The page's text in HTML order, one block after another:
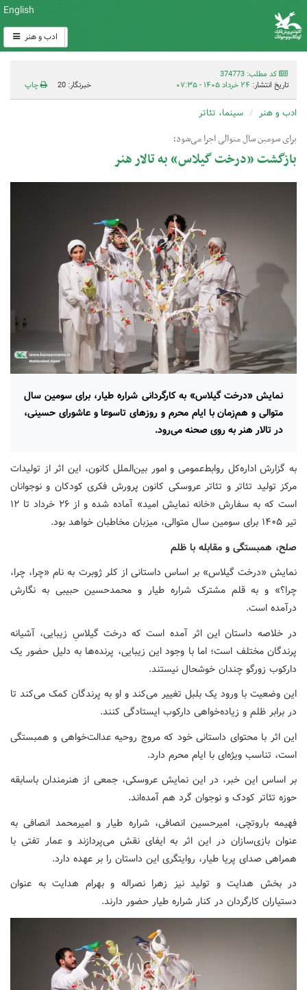
English
ادب و هنر
کد مطلب: 374773
تاریخ انتشار: ۲۴ خرداد ۱۴۰۵ - ۰۷:۳۵ خبرنگار: 20 چاپ
ادب و هنر سینما، تئاتر
برای سومین سال متوالی اجرا می‌شود؛‌
بازگشت «درخت گیلاس» به تالار هنر
نمایش «درخت گیلاس» به کارگردانی شراره طیار، برای سومین سال
متوالی و هم‌زمان با ایام محرم و روزهای تاسوعا و عاشورای حسینی،
در تالار هنر به روی صحنه می‌رود.
به گزارش اداره‌کل روابط‌عمومی و امور بین‌الملل کانون، این اثر از تولیدات
مرکز تولید تئاتر و تئاتر عروسکی کانون پرورش فکری کودکان و نوجوانان
است که به سفارش «خانه نمایش امید» آماده شده و از ۲۶ خرداد تا ۱۲
تیر ۱۴۰۵ برای سومین سال متوالی، میزبان مخاطبان خواهد بود.
صلح، همبستگی و مقابله با ظلم
نمایش «درخت گیلاس» بر اساس داستانی از کلر ژوبرت به نام «چرا، چرا،
چرا؟» و به قلم مشترک شراره طیار و محمدحسین حبیبی به نگارش
درآمده است.
در خلاصه داستان این اثر آمده است که درخت گیلاسِ زیبایی، آشیانه
پرندگان مختلف است؛ اما با وجود این زیبایی، پرنده‌ها به دلیل حضور یک
دارکوب زورگو چندان خوشحال نیستند.
این وضعیت با ورود یک بلبل تغییر می‌کند و او به پرندگان کمک می‌کند تا
در برابر ظلم و زیاده‌خواهی دارکوب ایستادگی کنند.
این اثر با محتوای داستانی خود که مروج روحیه عدالت‌خواهی و همبستگی
است، تناسب ویژه‌ای با ایام محرم دارد.
بر اساس این خبر، در این نمایش عروسکی، جمعی از هنرمندان باسابقه
حوزه تئاتر کودک و نوجوان گرد هم آمده‌اند.
فهیمه باروتچی، امیرحسین انصافی، شراره طیار و امیرمحمد انصافی به
عنوان بازی‌سازان در این اثر به ایفای نقش می‌پردازند و عمار تفتی با
همراهی صدای پریا طیار، روایتگری این داستان را بر عهده دارد.
در بخش هدایت و تولید نیز زهرا نصراله و بهرام هدایت به عنوان
دستیاران کارگردان در کنار شراره طیار حضور دارند.